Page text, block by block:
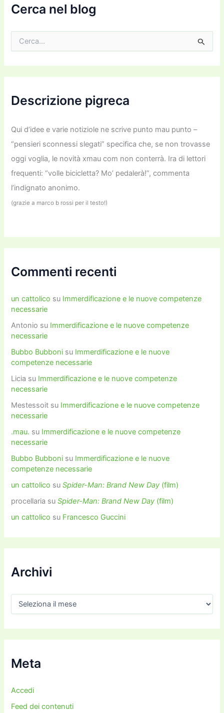
iCerca nel blog
c
a
Descrizione pigreca
Qui d’idee e varie notiziole ne scrive punto mau punto –
“pensieri sconnessi slegati” specifica che, se non trovasse
oggi voglia, le novità xmau com non conterrà. Ira di lettori
frequenti: “volle bicicletta? Mo’ pedalerà!”, commenta
l’indignato anonimo.
(grazie a marco b rossi per il testo!)
Commenti recenti
un cattolico su Immerdificazione e le nuove competenze
necessarie
Antonio su Immerdificazione e le nuove competenze
necessarie
Bubbo Bubboni su Immerdificazione e le nuove
competenze necessarie
Licia su Immerdificazione e le nuove competenze
necessarie
Mestessoit su Immerdificazione e le nuove competenze
necessarie
.mau. su Immerdificazione e le nuove competenze
necessarie
Bubbo Bubboni su Immerdificazione e le nuove
competenze necessarie
un cattolico suSpider-Man: Brand New Day (film)
procellaria suSpider-Man: Brand New Day (film)
un cattolico su Francesco Guccini
Archivi
h
i
iMeta
Accedi
Feed dei contenuti